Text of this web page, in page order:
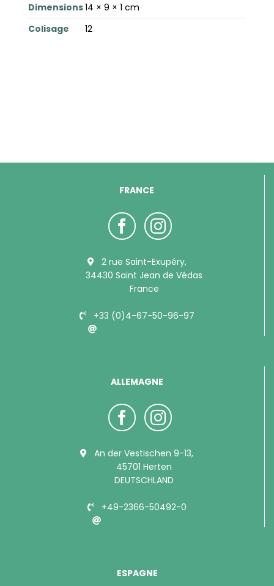
Dimensions14 × 9 × 1 cm
Colisage
12
FRANCE
2 rue Saint-Exupéry,
34430 Saint Jean de Védas
France
+33 (0)4-67-50-96-97
ALLEMAGNE
An der Vestischen 9-13,
45701 Herten
DEUTSCHLAND
+49-2366-50492-0
ESPAGNE